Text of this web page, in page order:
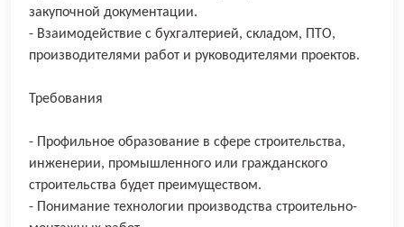
закупочной документации.
- Взаимодействие с бухгалтерией, складом, ПТО,
производителями работ и руководителями проектов.
Требования
- Профильное образование в сфере строительства,
инженерии, промышленного или гражданского
строительства будет преимуществом.
- Понимание технологии производства строительно-